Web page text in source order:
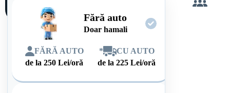
Fără auto
Doar hamali
FĂRĂ AUTO
de la250 Lei/oră
*
CU AUTO
de la225 Lei/oră
singur